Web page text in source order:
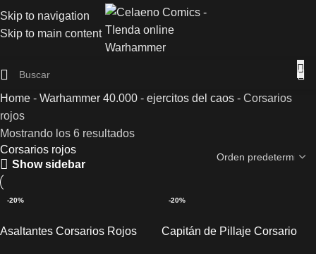
Skip to navigation
Skip to main content
Home - Warhammer 40.000 - ejercitos del caos - Corsarios
rojos
Mostrando los 6 resultados
Corsarios rojos
Show sidebar
-20%
Asaltantes Corsarios Rojos
-20%
Capitán de Pillaje Corsario